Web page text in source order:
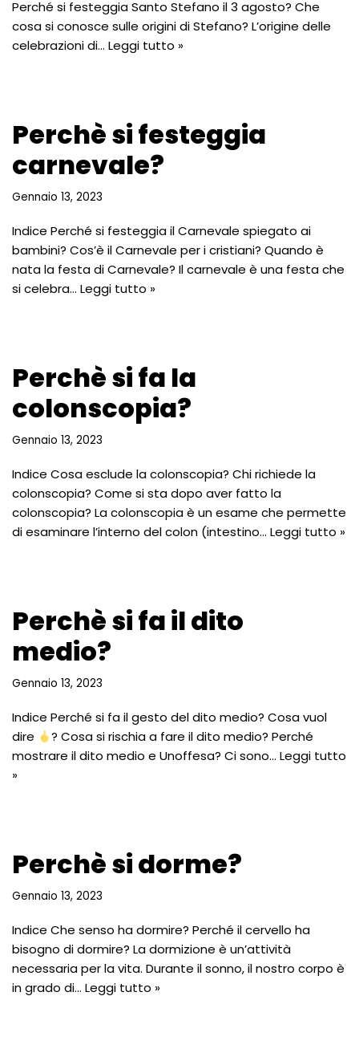
Perché si festeggia Santo Stefano il 3 agosto? Che
cosa si conosce sulle origini di Stefano? L’origine delle
celebrazioni di… Leggi tutto »
Perchè si festeggia
carnevale?
Gennaio 13, 2023
Indice Perché si festeggia il Carnevale spiegato ai
bambini? Cos’è il Carnevale per i cristiani? Quando è
nata la festa di Carnevale? Il carnevale è una festa che
si celebra… Leggi tutto »
Perchè si fa la
colonscopia?
Gennaio 13, 2023
Indice Cosa esclude la colonscopia? Chi richiede la
colonscopia? Come si sta dopo aver fatto la
colonscopia? La colonscopia è un esame che permette
di esaminare l’interno del colon (intestino… Leggi tutto »
Perchè si fa il dito
medio?
Gennaio 13, 2023
Indice Perché si fa il gesto del dito medio? Cosa vuol
dire
? Cosa si rischia a fare il dito medio? Perché
mostrare il dito medio e Unoffesa? Ci sono… Leggi tutto
»
Perchè si dorme?
Gennaio 13, 2023
Indice Che senso ha dormire? Perché il cervello ha
bisogno di dormire? La dormizione è un’attività
necessaria per la vita. Durante il sonno, il nostro corpo è
in grado di… Leggi tutto »